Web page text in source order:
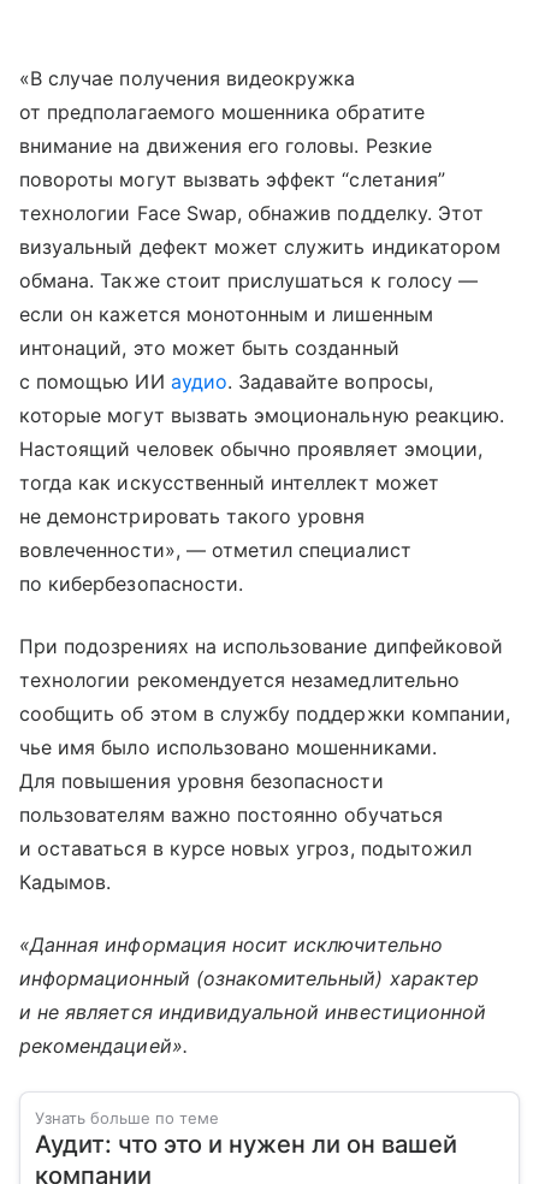
«В случае получения видеокружка
от предполагаемого мошенника обратите
внимание на движения его головы. Резкие
повороты могут вызвать эффект “слетания”
технологии Face Swap, обнажив подделку. Этот
визуальный дефект может служить индикатором
обмана. Также стоит прислушаться к голосу —
если он кажется монотонным и лишенным
интонаций, это может быть созданный
с помощью ИИ аудио. Задавайте вопросы,
которые могут вызвать эмоциональную реакцию.
Настоящий человек обычно проявляет эмоции,
тогда как искусственный интеллект может
не демонстрировать такого уровня
вовлеченности», — отметил специалист
по кибербезопасности.
При подозрениях на использование дипфейковой
технологии рекомендуется незамедлительно
сообщить об этом в службу поддержки компании,
чье имя было использовано мошенниками.
Для повышения уровня безопасности
пользователям важно постоянно обучаться
и оставаться в курсе новых угроз, подытожил
Кадымов.
«Данная информация носит исключительно
информационный (ознакомительный) характер
и не является индивидуальной инвестиционной
рекомендацией».
Узнать больше по теме
Аудит: что это и нужен ли он вашей
компании